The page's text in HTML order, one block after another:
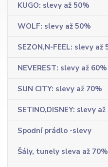
KUGO: slevy až 50%
WOLF: slevy až 50%
SEZON,N-FEEL: slevy až
NEVEREST: slevy až 60%
SUN CITY: slevy až 70%
SETINO,DISNEY: slevy
Spodní prádlo -slevy
Šály, tunely sleva až 70%